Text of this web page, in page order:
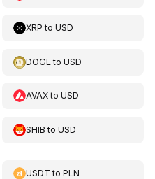
XRP toUSD
DOGEtoUSD
AVAXtoUSD
SHIB toUSD
USDT toPLN